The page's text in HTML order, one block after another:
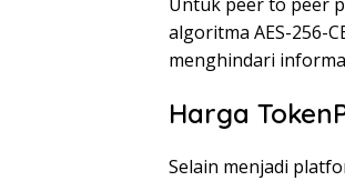
Untuk peer to peer
algoritma AES-256-
menghindari
Harga
Selain menjadi